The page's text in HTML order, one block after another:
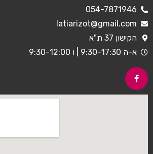
054-7871946
latiarizot@gmail.com
הקישון 37 ת"א
א-ה 9:30-17:30 | ו 9:30-12:00